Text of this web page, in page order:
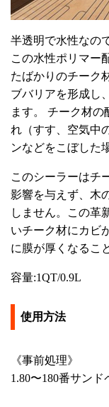
半透明で水性なの
この水性ポリマー
たばかりのチーク
ブバリアを形成し
ます。 チーク材
れ（すす、空気中
ンなどをこぼした
このシーラーはチ
影響を与えず、木
しません。この革
いチーク材にカビ
に膜が厚くなるこ
容量:1QT/0.9L
使用方法
《事前処理》
1.80〜180番サンド